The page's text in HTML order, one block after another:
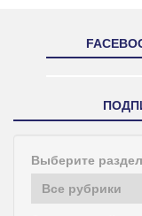
Выберите